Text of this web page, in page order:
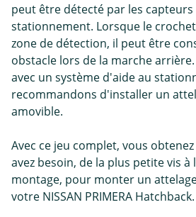
peut être détecté par les capteurs
stationnement. Lorsque le
zone de détection, il peut être
obstacle lors de la marche
avec un système d'aide au
recommandons d'installer un
amovible.
Avec ce jeu complet, vous
avez besoin, de la plus petite vis à
montage, pour monter un
votre NISSAN PRIMERA Hatchback.